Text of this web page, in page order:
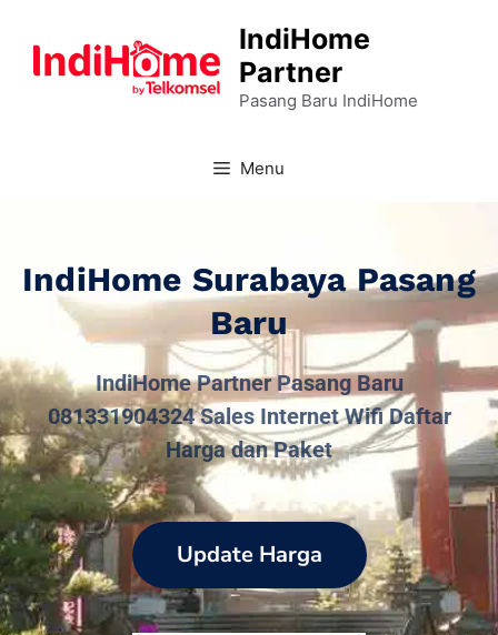
IndiHome
Partner
Pasang Baru IndiHome
Menu
IndiHome Surabaya Pasang
Baru
IndiHome Partner Pasang Baru
081331904324 Sales Internet Wifi Daftar
Harga dan Paket
Update Harga